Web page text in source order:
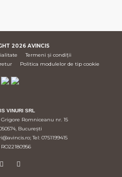
2026 AVINCIS
Termeni și condiții
Politica modulelor de tip cookie
VINURI SRL
Grigore Romniceanu nr. 15
București
Tel: 0751199415